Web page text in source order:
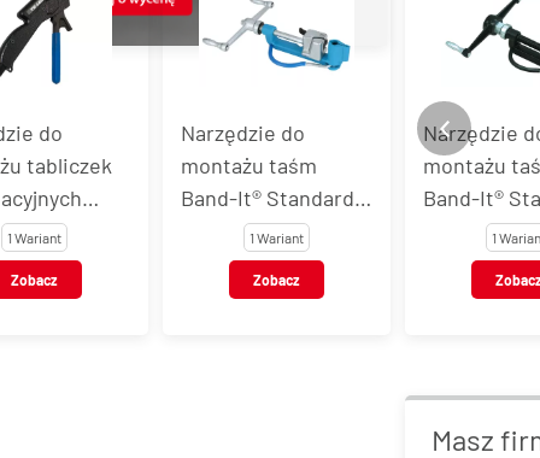
do
tabliczek
Tie-Lok®
1 Wariant
Zobacz
Narzędzie do
montażu taśm
Band-It® Standard
oraz Band-It®
Junior
1 Wariant
Zobacz
Narzędzie
montażu
Band-It®
Band-It®
1
Masz